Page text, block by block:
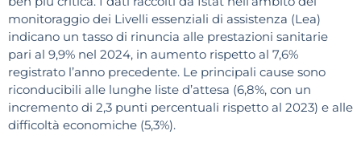
monitoraggio dei Livelli essenziali di assistenza (Lea)
indicano un tasso di rinuncia alle prestazioni sanitarie
pari al 9,9% nel 2024, in aumento rispetto al 7,6%
registrato l’anno precedente. Le principali cause sono
riconducibili alle lunghe liste d’attesa (6,8%, con un
incremento di 2,3 punti percentuali rispetto al 2023) e alle
difficoltà economiche (5,3%).